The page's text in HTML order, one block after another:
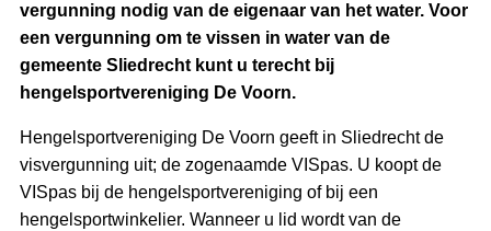
vergunning nodig van de eigenaar van het water. Voor
een vergunning om te vissen in water van de
gemeente Sliedrecht kunt u terecht bij
hengelsportvereniging De Voorn.
Hengelsportvereniging De Voorn geeft in Sliedrecht de
visvergunning uit; de zogenaamde VISpas. U koopt de
VISpas bij de hengelsportvereniging of bij een
hengelsportwinkelier. Wanneer u lid wordt van de